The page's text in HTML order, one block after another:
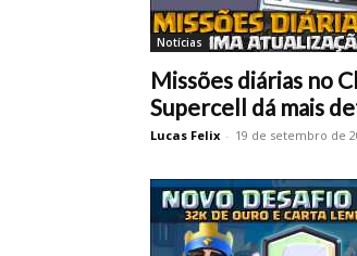
Notícias
Missões diárias no
Supercell dá mais
Lucas Felix - 19 de setembro de